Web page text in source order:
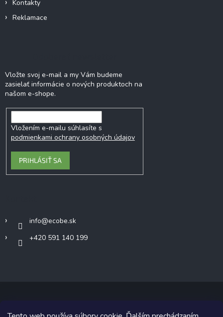
Kontakty
Reklamace
Vložte svoj e-mail a my Vám budeme
zasielať informácie o nových produktoch na
našom e-shope.
Vložením e-mailu súhlasíte s
podmienkami ochrany osobných údajov
PRIHLÁSIŤ SA
info@ecobe.sk
+420 591 140 199